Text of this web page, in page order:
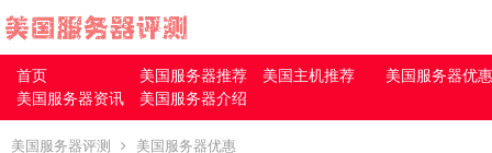
首页 美国服务器推荐 美国主机推荐
美国服务器优惠
美国服务器资讯
美国服务器介绍
美国服务器评测 美国服务器优惠